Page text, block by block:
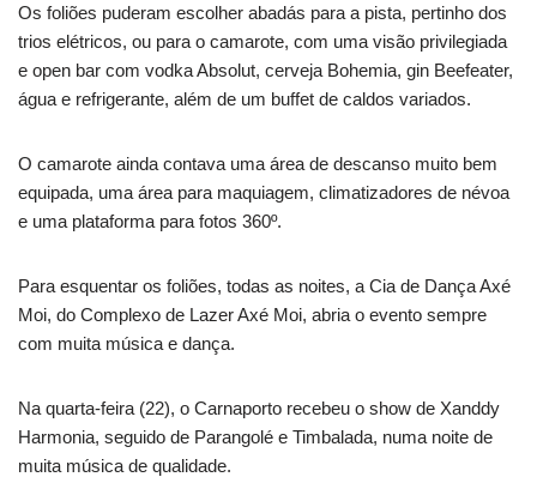
Os foliões puderam escolher abadás para a pista, pertinho dos
trios elétricos, ou para o camarote, com uma visão privilegiada
e open bar com vodka Absolut, cerveja Bohemia, gin Beefeater,
água e refrigerante, além de um buffet de caldos variados.
O camarote ainda contava uma área de descanso muito bem
equipada, uma área para maquiagem, climatizadores de névoa
e uma plataforma para fotos 360º.
Para esquentar os foliões, todas as noites, a Cia de Dança Axé
Moi, do Complexo de Lazer Axé Moi, abria o evento sempre
com muita música e dança.
Na quarta-feira (22), o Carnaporto recebeu o show de Xanddy
Harmonia, seguido de Parangolé e Timbalada, numa noite de
muita música de qualidade.